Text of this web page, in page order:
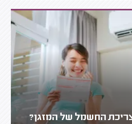
החשמל של המזגן?